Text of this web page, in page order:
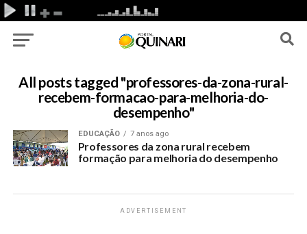
All posts tagged "professores-da-zona-rural-
recebem-formacao-para-melhoria-do-
desempenho"
EDUCAÇÃO 7 anos ago
Professores da zona rural recebem
formação para melhoria do desempenho
ADVERTISEMENT